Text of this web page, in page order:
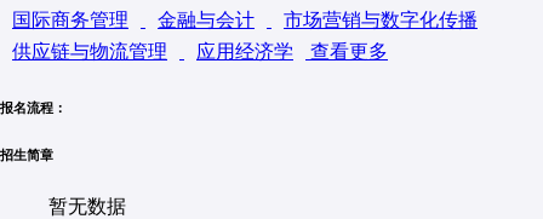
企业建立深度合作，提供"企业定制课程"和双导师指导。学院坐
落于亚眠市历史城区，拥有数字化学习中心和创业孵化基地，国
国际商务管理 金融与会计
市场营销与数字化传播
供应链与物流管理
应用经济学 查看更多
报名流程：
招生简章
暂无数据